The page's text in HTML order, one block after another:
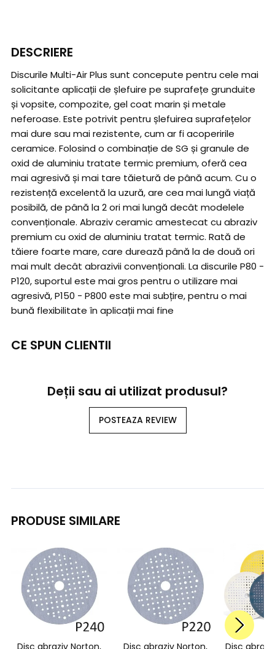
DESCRIERE
Discurile Multi-Air Plus sunt concepute pentru cele mai
solicitante aplicații de șlefuire pe suprafețe grunduite
și vopsite, compozite, gel coat marin și metale
neferoase. Este potrivit pentru șlefuirea suprafețelor
mai dure sau mai rezistente, cum ar fi acoperirile
ceramice. Folosind o combinație de SG și granule de
oxid de aluminiu tratate termic premium, oferă cea
mai agresivă și mai tare tăietură de până acum. Cu o
rezistență excelentă la uzură, are cea mai lungă viață
posibilă, de până la 2 ori mai lungă decât modelele
convenționale. Abraziv ceramic amestecat cu abraziv
premium cu oxid de aluminiu tratat termic. Rată de
tăiere foarte mare, care durează până la de două ori
mai mult decât abrazivii convenționali. La discurile P80 -
P120, suportul este mai gros pentru o utilizare mai
agresivă, P150 - P800 este mai subțire, pentru o mai
bună flexibilitate în aplicații mai fine
CE SPUN CLIENTII
Deții sau ai utilizat produsul?
POSTEAZA REVIEW
PRODUSE SIMILARE
Disc abraziv Norton,
Disc abraziv Norton,
Disc